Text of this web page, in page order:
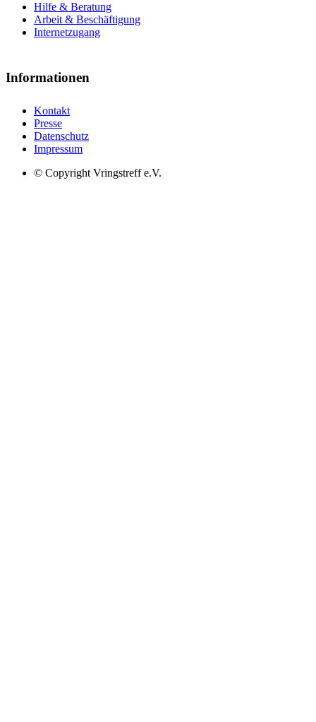
Hilfe & Beratung
Arbeit & Beschäftigung
Internetzugang
Informationen
Kontakt
Presse
Datenschutz
Impressum
© Copyright Vringstreff e.V.